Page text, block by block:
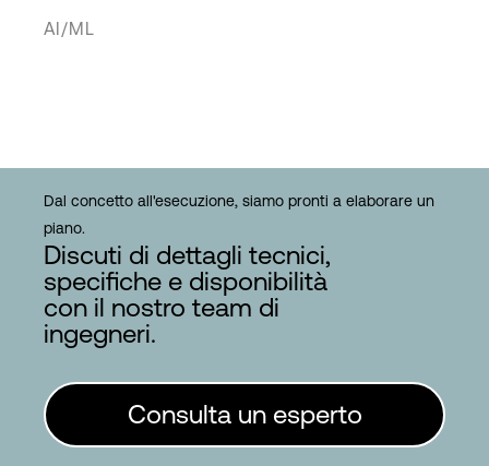
AI/ML
Dal concetto all'esecuzione, siamo pronti a elaborare un
piano.
Discuti di dettagli tecnici,
specifiche e disponibilità
con il nostro team di
ingegneri.
Consulta un esperto